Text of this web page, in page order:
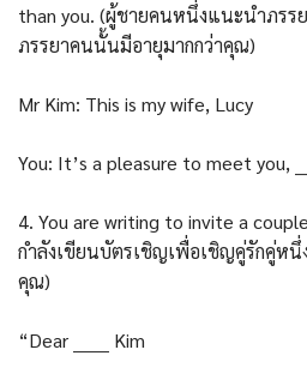
than you. (ผู้ชายคนหนึ่งแนะนำภรร
ภรรยาคนนั้นมีอายุมากกว่าคุณ)
Mr Kim: This is my wife, Lucy
You: It’s a pleasure to meet you,
4. You are writing to invite a
กำลังเขียนบัตรเชิญเพื่อเชิญคู่รักคู่หนึ่
คุณ)
“Dear ______ Kim